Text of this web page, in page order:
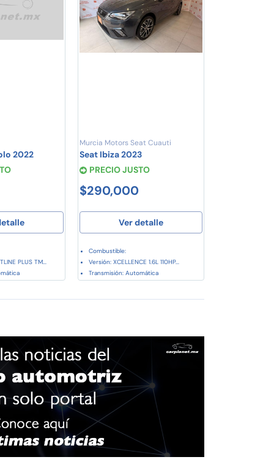
2022
PLUS TM...
Murcia Motors Seat Cuauti
Seat Ibiza 2023
PRECIO JUSTO
$290,000
Ver detalle
Combustible:
Versión: XCELLENCE 1.6L 110HP...
Transmisión: Automática